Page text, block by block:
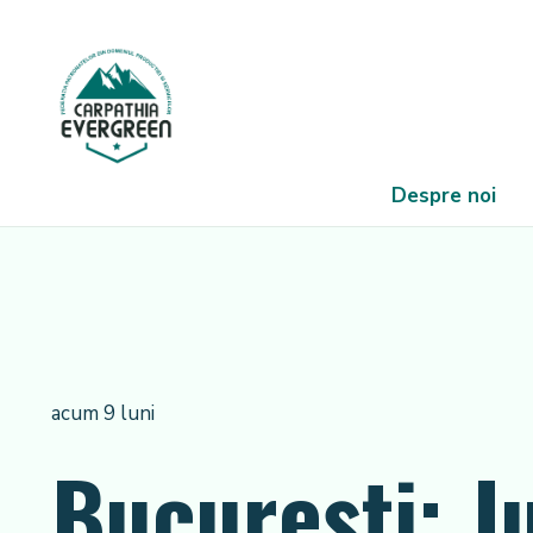
Despre noi
acum 9 luni